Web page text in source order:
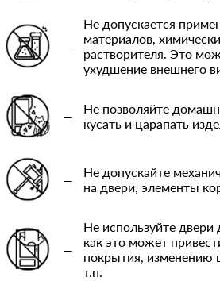
—
Не допускается
материалов,
растворителя. Это
ухудшение внешнего
—
Не позволяйте
кусать и царапать
—
Не допускайте
на двери, элементы
—
Не используйте двери
как это может
покрытия, изменению
т.п.